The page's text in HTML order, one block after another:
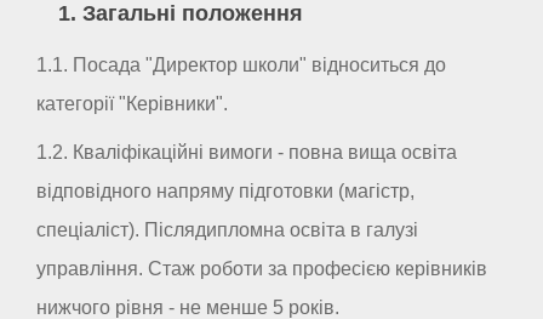
1. Загальні положення
1.1. Посада "Директор школи" відноситься до
категорії "Керівники".
1.2. Кваліфікаційні вимоги - повна вища освіта
відповідного напряму підготовки (магістр,
спеціаліст). Післядипломна освіта в галузі
управління. Стаж роботи за професією керівників
нижчого рівня - не менше 5 років.